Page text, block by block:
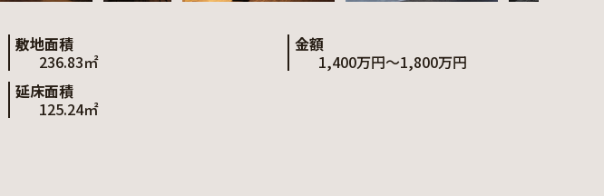
敷地面積
236.83㎡
延床面積
125.24㎡
金額
1,400万円～1,800万円